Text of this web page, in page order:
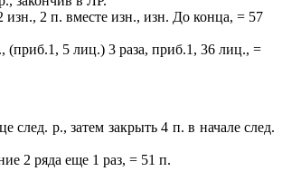
изн., 2 п. вместе изн., изн. До конца, = 57
(приб.1, 5 лиц.) 3 раза, приб.1, 36 лиц., =
след. р., затем закрыть 4 п. в начале след.
2 ряда еще 1 раз, = 51 п.